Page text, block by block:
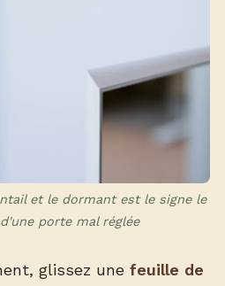
et le dormant est le signe le
porte mal réglée
glissez une feuille de